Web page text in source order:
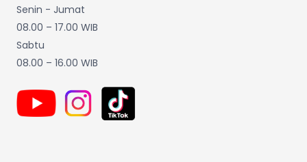
Senin - Jumat
08.00 – 17.00 WIB
Sabtu
08.00 – 16.00 WIB